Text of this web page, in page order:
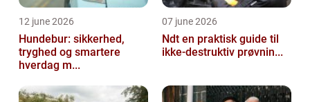
12 june 2026
Hundebur: sikkerhed,
tryghed og smartere
hverdag m...
07 june 2026
Ndt en praktisk guide til
ikke-destruktiv prøvnin...